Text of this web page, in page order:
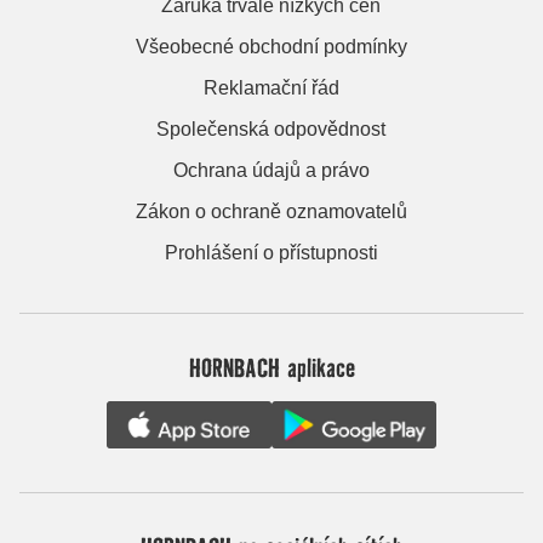
Záruka trvale nízkých cen
Všeobecné obchodní podmínky
Reklamační řád
Společenská odpovědnost
Ochrana údajů a právo
Zákon o ochraně oznamovatelů
Prohlášení o přístupnosti
HORNBACH aplikace